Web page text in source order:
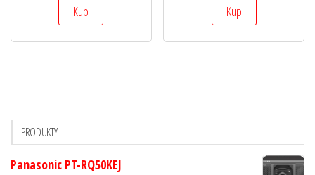
Kup Kup
PRODUKTY
Panasonic PT-RQ50KEJ